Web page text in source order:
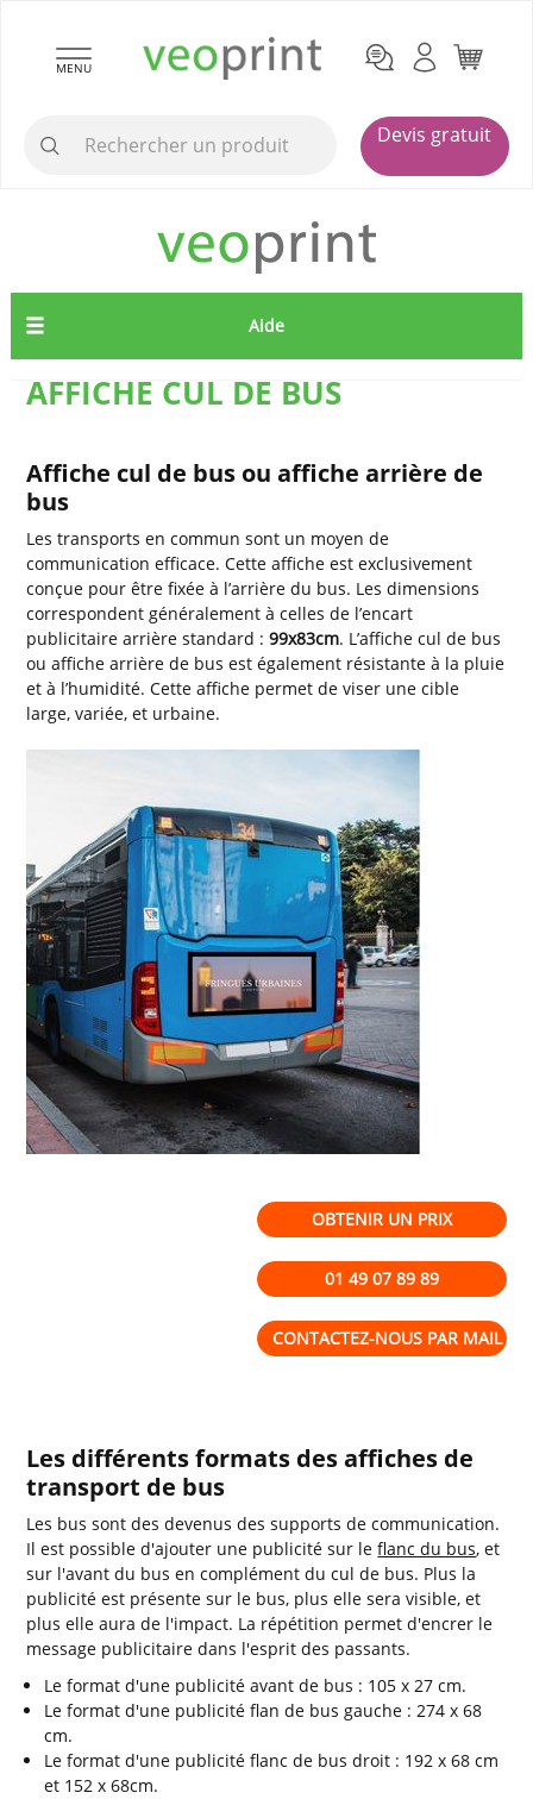
MENU
Devis gratuit
Aide
AFFICHE CUL DE BUS
Affiche cul de bus ou affiche arrière de
bus
Les transports en commun sont un moyen de
communication efficace. Cette affiche est exclusivement
conçue pour être fixée à l’arrière du bus. Les dimensions
correspondent généralement à celles de l’encart
publicitaire arrière standard :99x83cm. L’affiche cul de bus
ou affiche arrière de bus est également résistante à la pluie
et à l’humidité. Cette affiche permet de viser une cible
large, variée, et urbaine.
OBTENIR UN PRIX
01 49 07 89 89
CONTACTEZ-NOUS PAR MAIL
Les différents formats des affiches de
transport de bus
Les bus sont des devenus des supports de communication.
Il est possible d'ajouter une publicité sur leflanc du bus, et
sur l'avant du bus en complément du cul de bus. Plus la
publicité est présente sur le bus, plus elle sera visible, et
plus elle aura de l'impact. La répétition permet d'encrer le
message publicitaire dans l'esprit des passants.
Le format d'une publicité avant de bus : 105 x 27 cm.
Le format d'une publicité flan de bus gauche : 274 x 68
cm.
Le format d'une publicité flanc de bus droit : 192 x 68 cm
et 152 x 68cm.